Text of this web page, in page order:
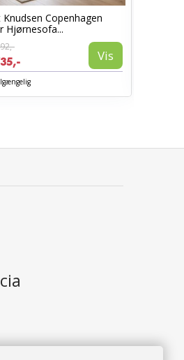
Copenhagen
Hjørnesofa...
Vis